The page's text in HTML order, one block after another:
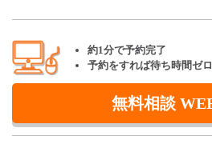
約1分で予約完了
予約をすれば待ち時間ゼロ
無料相談